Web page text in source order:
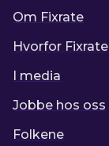
Om Fixrate
Hvorfor Fixrate
I media
Jobbe hos oss
Folkene